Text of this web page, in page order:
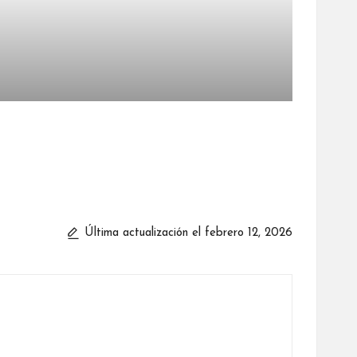
Última actualización el febrero 12, 2026